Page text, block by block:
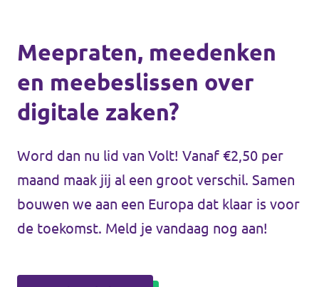
Meepraten, meedenken
en meebeslissen over
digitale zaken?
Word dan nu lid van Volt! Vanaf €2,50 per
maand maak jij al een groot verschil. Samen
bouwen we aan een Europa dat klaar is voor
de toekomst. Meld je vandaag nog aan!